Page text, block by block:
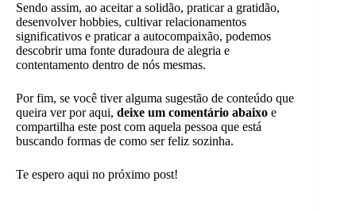
Sendo assim, ao aceitar a solidão, praticar a gratidão,
desenvolver hobbies, cultivar relacionamentos
significativos e praticar a autocompaixão, podemos
descobrir uma fonte duradoura de alegria e
contentamento dentro de nós mesmas.
Por fim, se você tiver alguma sugestão de conteúdo que
queira ver por aqui, deixe um comentário abaixo e
compartilha este post com aquela pessoa que está
buscando formas de como ser feliz sozinha.
Te espero aqui no próximo post!